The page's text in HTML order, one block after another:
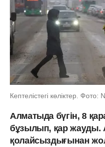
Кептелістегі көліктер.
Алматыда бүгін, 8
бұзылып, қар жауды.
қолайсыздығынан